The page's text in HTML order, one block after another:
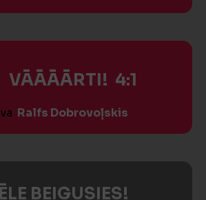
VĀĀĀĀRTI! 4:1
Ralfs Dobrovoļskis
BEIGUSIES!